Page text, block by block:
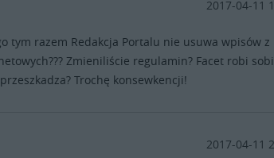
2017-04-11
tym razem Redakcja Portalu nie usuwa wpisów z
Zmieniliście regulamin? Facet robi
Trochę konsewkencji!
2017-04-11